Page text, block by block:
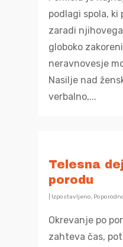
podlagi spola, ki
zaradi
globoko
neravnovesje
Nasilje nad
verbalno,...
Telesna
porodu
Izpostavljeno,
Okrevanje po
zahteva čas,